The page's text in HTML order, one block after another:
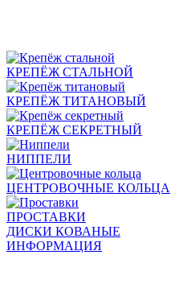
КРЕПЁЖ СТАЛЬНОЙ
КРЕПЁЖ ТИТАНОВЫЙ
КРЕПЁЖ СЕКРЕТНЫЙ
НИППЕЛИ
ЦЕНТРОВОЧНЫЕ КОЛЬЦА
ПРОСТАВКИ
ДИСКИ КОВАНЫЕ
ИНФОРМАЦИЯ